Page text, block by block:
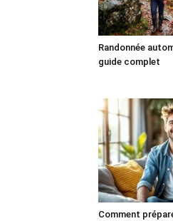
Randonnée
guide complet
Comment